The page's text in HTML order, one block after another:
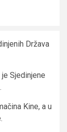
Država
Sjedinjene
Kine, a u